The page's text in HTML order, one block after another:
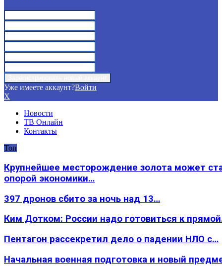
Уже имеете аккаунт?Войти
X
Новости
ТВ Онлайн
Контакты
Топ
Крупнейшее месторождение золота может
опорой экономики…
397 дронов сбито за ночь над 13…
Ким Дотком: России надо готовиться к
Пентагон рассекретил дело о падении НЛО с…
Начальная военная подготовка и новый